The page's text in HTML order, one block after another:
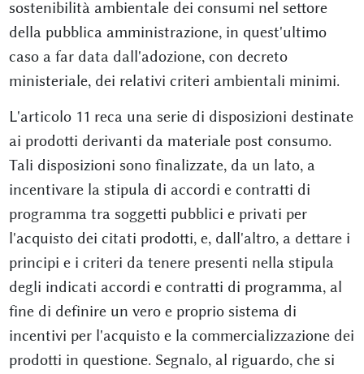
sostenibilità ambientale dei consumi nel settore
della pubblica amministrazione, in quest'ultimo
caso a far data dall'adozione, con decreto
ministeriale, dei relativi criteri ambientali minimi.
L'articolo 11 reca una serie di disposizioni destinate
ai prodotti derivanti da materiale post consumo.
Tali disposizioni sono finalizzate, da un lato, a
incentivare la stipula di accordi e contratti di
programma tra soggetti pubblici e privati per
l'acquisto dei citati prodotti, e, dall'altro, a dettare i
principi e i criteri da tenere presenti nella stipula
degli indicati accordi e contratti di programma, al
fine di definire un vero e proprio sistema di
incentivi per l'acquisto e la commercializzazione dei
prodotti in questione. Segnalo, al riguardo, che si